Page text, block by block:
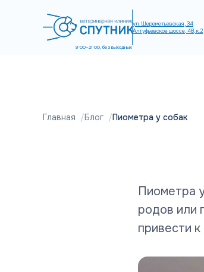
9:00–21:00, без выходных
ул. Шереметьевская, 34
Алтуфьевское шоссе, 48, к.2
Главная Блог Пиометра у собак
Пиометра
родов или
привести